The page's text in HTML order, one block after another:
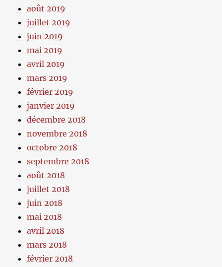
août 2019
juillet 2019
juin 2019
mai 2019
avril 2019
mars 2019
février 2019
janvier 2019
décembre 2018
novembre 2018
octobre 2018
septembre 2018
août 2018
juillet 2018
juin 2018
mai 2018
avril 2018
mars 2018
février 2018